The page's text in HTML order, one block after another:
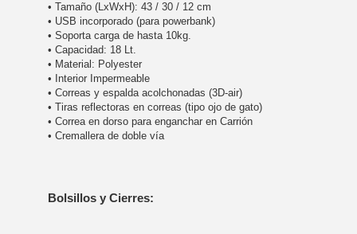
• Tamaño (LxWxH): 43 / 30 / 12 cm
• USB incorporado (para powerbank)
• Soporta carga de hasta 10kg.
• Capacidad: 18 Lt.
• Material: Polyester
• Interior Impermeable
• Correas y espalda acolchonadas (3D-air)
• Tiras reflectoras en correas (tipo ojo de gato)
• Correa en dorso para enganchar en Carrión
• Cremallera de doble vía
Bolsillos y Cierres: